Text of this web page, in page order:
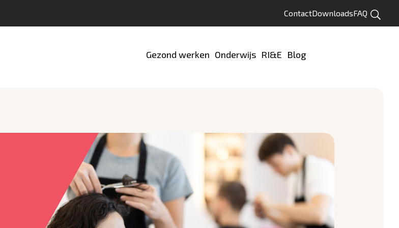
ContactDownloadsFAQ
Zoeken
Gezond werken Onderwijs RI&E Blog